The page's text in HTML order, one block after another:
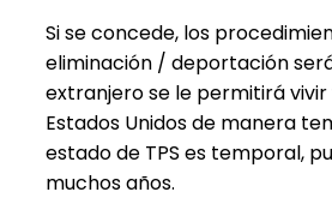
Si se concede, los
eliminación / deportación
extranjero se le permitirá
Estados Unidos de manera
estado de TPS es temporal,
muchos años.